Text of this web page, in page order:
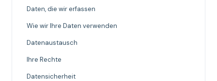
Daten, die wir erfassen
Wie wir Ihre Daten verwenden
Datenaustausch
Ihre Rechte
Datensicherheit